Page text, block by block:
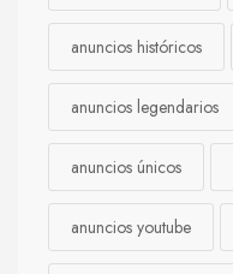
anuncios históricos
anuncios legendarios
anuncios únicos
anuncios youtube